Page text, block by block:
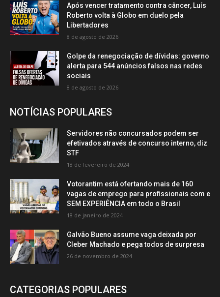
Após vencer tratamento contra câncer, Luís
Roberto volta à Globo em duelo pela
Libertadores
8 de agosto de 2026
Golpe da renegociação de dívidas: governo
alerta para 544 anúncios falsos nas redes
sociais
8 de agosto de 2026
NOTÍCIAS POPULARES
Servidores não concursados podem ser
efetivados através de concurso interno, diz
STF
18 de fevereiro de 2024
Votorantim está ofertando mais de 160
vagas de emprego para profissionais com e
SEM EXPERIÊNCIA em todo o Brasil
18 de janeiro de 2024
Galvão Bueno assume vaga deixada por
Cleber Machado e pega todos de surpresa
26 de novembro de 2024
CATEGORIAS POPULARES